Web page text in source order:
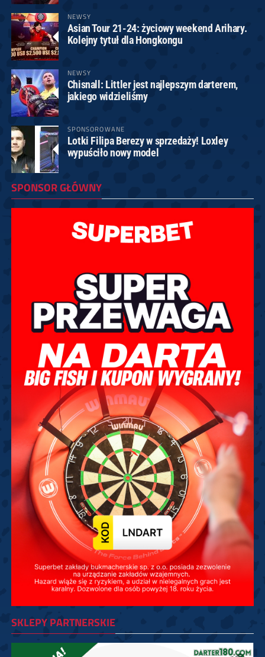
NEWSY
Asian Tour 21-24: życiowy weekend Arihary.
Kolejny tytuł dla Hongkongu
NEWSY
Chisnall: Littler jest najlepszym darterem,
jakiego widzieliśmy
SPONSOROWANE
Lotki Filipa Berezy w sprzedaży! Loxley
wypuściło nowy model
SPONSOR GŁÓWNY
SKLEPY PARTNERSKIE